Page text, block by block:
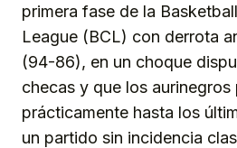
primera fase de la
League (BCL) con derrota
(94-86), en un choque
checas y que los aurinegros
prácticamente hasta los
un partido sin incidencia